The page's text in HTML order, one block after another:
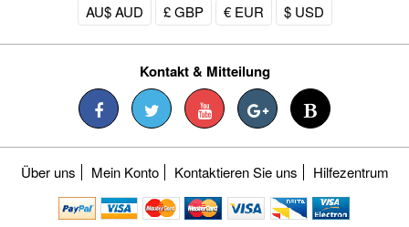
AU$ AUD £ GBP € EUR $ USD
Kontakt & Mitteilung
Über uns Mein Konto Kontaktieren Sie uns Hilfezentrum